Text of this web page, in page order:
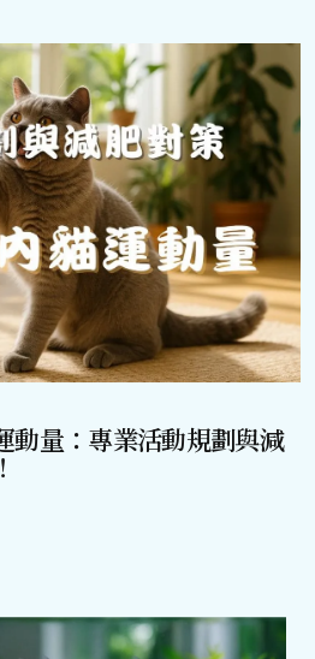
動量：專業活動規劃與減